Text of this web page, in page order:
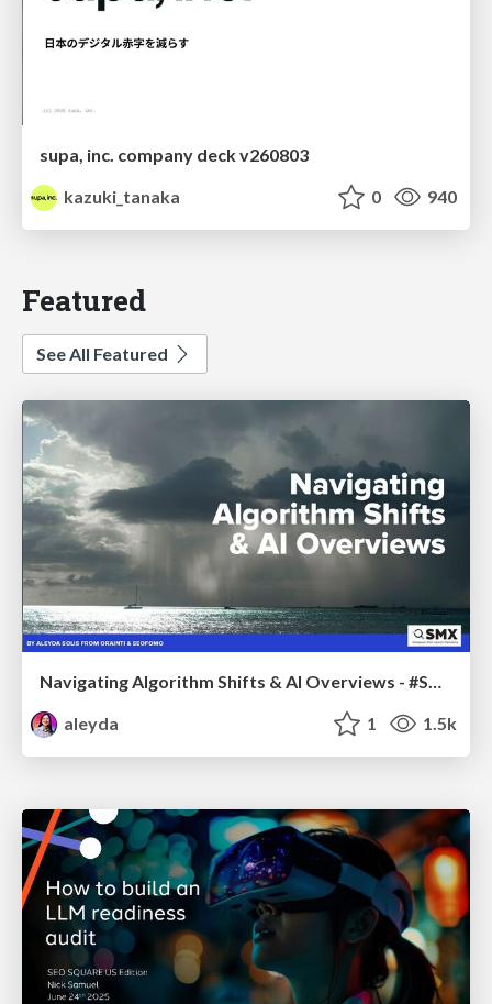
supa, inc. company deck v260803
kazuki_tanaka
0 940
Featured
See All Featured
Navigating Algorithm Shifts & AI Overviews - #SMXNext
aleyda
1 1.5k